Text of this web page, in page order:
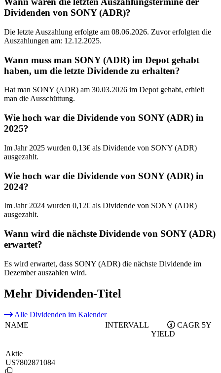
Dividenden von SONY (ADR)?
Die letzte Auszahlung erfolgte am 08.06.2026. Zuvor erfolgten die
Auszahlungen am: 12.12.2025.
Wann muss man SONY (ADR) im Depot gehabt
haben, um die letzte Dividende zu erhalten?
Hat man SONY (ADR) am 30.03.2026 im Depot gehabt, erhielt
man die Ausschüttung.
Wie hoch war die Dividende von SONY (ADR) in
2025?
Im Jahr 2025 wurden 0,13€ als Dividende von SONY (ADR)
ausgezahlt.
Wie hoch war die Dividende von SONY (ADR) in
2024?
Im Jahr 2024 wurden 0,12€ als Dividende von SONY (ADR)
ausgezahlt.
Wann wird die nächste Dividende von SONY (ADR)
erwartet?
Es wird erwartet, dass SONY (ADR) die nächste Dividende im
Dezember auszahlen wird.
Mehr Dividenden-Titel
Alle Dividenden im Kalender
NAME
INTERVALL
YIELD
CAGR 5Y
Aktie
US7802871084